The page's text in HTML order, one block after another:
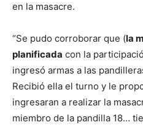
en la masacre.
“Se pudo corroborar que (la
planificada con la
ingresó armas a las
Recibió ella el turno y le
ingresaran a realizar la
miembro de la pandilla 18…